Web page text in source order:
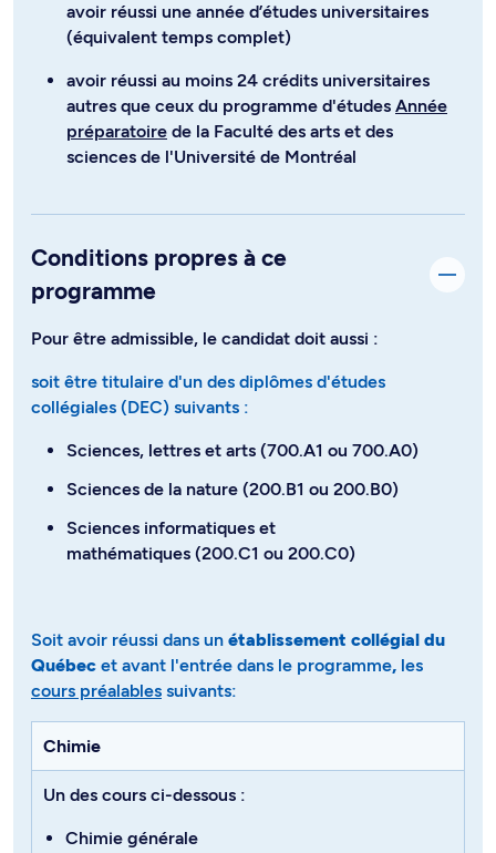
avoir réussi une année d’études universitaires
(équivalent temps complet)
avoir réussi au moins 24 crédits universitaires
autres que ceux du programme d'études Année
préparatoire de la Faculté des arts et des
sciences de l'Université de Montréal
Conditions propres à ce
programme
Pour être admissible, le candidat doit aussi :
soit être titulaire d'un des diplômes d'études
collégiales (DEC) suivants :
Sciences, lettres et arts (700.A1 ou 700.A0)
Sciences de la nature (200.B1 ou 200.B0)
Sciences informatiques et
mathématiques (200.C1 ou 200.C0)
Soit avoir réussi dans un établissement collégial du
Québec et avant l'entrée dans le programme, les
cours préalables suivants​​​​:
Chimie
Un des cours ci-dessous :
Chimie générale